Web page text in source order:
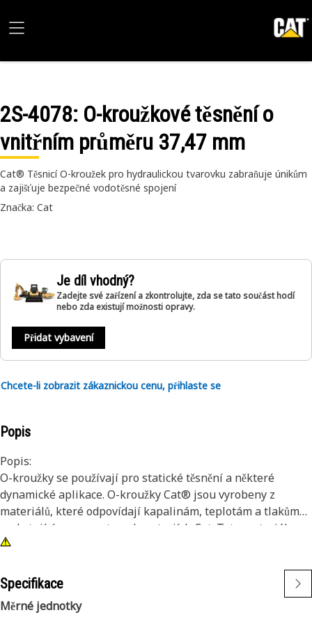
2S-4078: O-kroužkové těsnění o
vnitřním průměru 37,47 mm
Cat® Těsnicí O-kroužek pro hydraulickou tvarovku zabraňuje únikům
a zajišťuje bezpečné vodotěsné spojení
Značka: Cat
Je díl vhodný?
Zadejte své zařízení a zkontrolujte, zda se tato součást hodí
nebo zda existují možnosti opravy.
Přidat vybavení
Chcete-li zobrazit zákaznickou cenu, přihlaste se
Popis
Popis:
O-kroužky se používají pro statické těsnění a některé
dynamické aplikace. O-kroužky Cat® jsou vyrobeny z
materiálů, které odpovídají kapalinám, teplotám a tlakům
vyskytujícím se v motorech a strojích Cat. Tyto materiály
jsou odolné proti opotřebení a protlačování a poskytují
toho jsou některé O-kroužky Cat potaženy PTFE, aby se
minimalizovalo kroucení a řezání těsnění při instalaci
těsnění. Rozměry našich O-kroužků jsou důsledně
Specifikace
Měrné jednotky